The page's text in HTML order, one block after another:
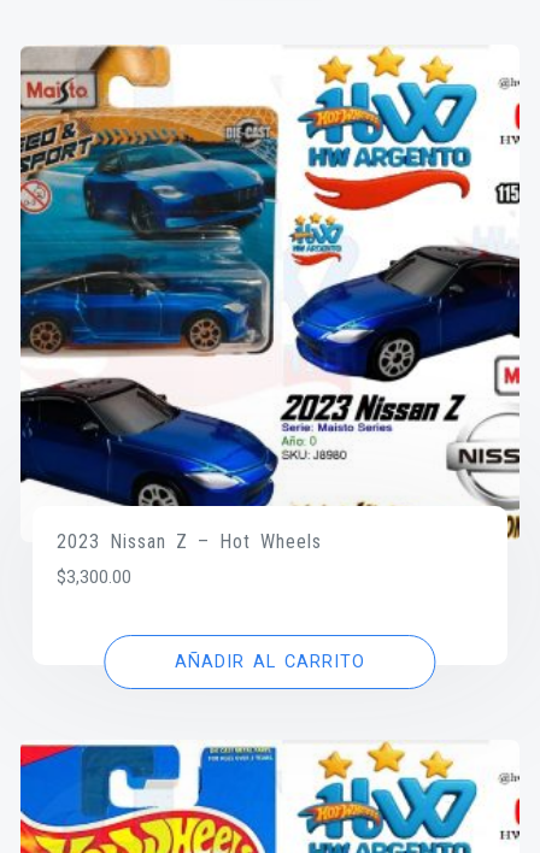
2023 Nissan Z – Hot Wheels
$3,300.00
AÑADIR AL CARRITO